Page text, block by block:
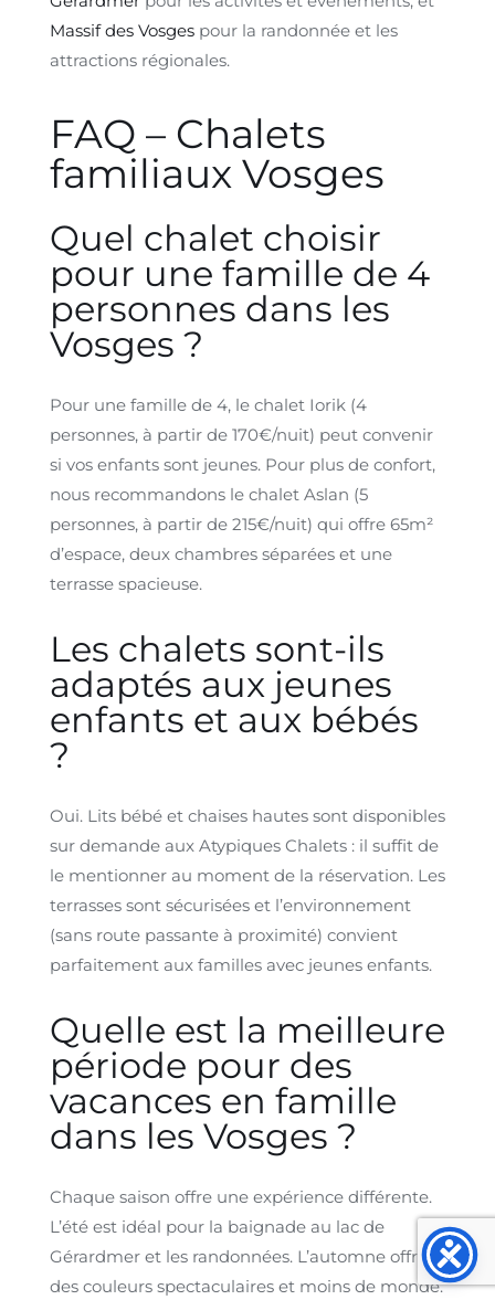
Massif des Vosges pour la randonnée et les
attractions régionales.
FAQ – Chalets
familiaux Vosges
Quel chalet choisir
pour une famille de 4
personnes dans les
Vosges ?
Pour une famille de 4, le chalet Iorik (4
personnes, à partir de 170€/nuit) peut convenir
si vos enfants sont jeunes. Pour plus de confort,
nous recommandons le chalet Aslan (5
personnes, à partir de 215€/nuit) qui offre 65m²
d’espace, deux chambres séparées et une
terrasse spacieuse.
Les chalets sont-ils
adaptés aux jeunes
enfants et aux bébés
?
Oui. Lits bébé et chaises hautes sont disponibles
sur demande aux Atypiques Chalets : il suffit de
le mentionner au moment de la réservation. Les
terrasses sont sécurisées et l’environnement
(sans route passante à proximité) convient
parfaitement aux familles avec jeunes enfants.
Quelle est la meilleure
période pour des
vacances en famille
dans les Vosges ?
Chaque saison offre une expérience différente.
L’été est idéal pour la baignade au lac de
Gérardmer et les randonnées. L’automne offre
des couleurs spectaculaires et moins de monde.